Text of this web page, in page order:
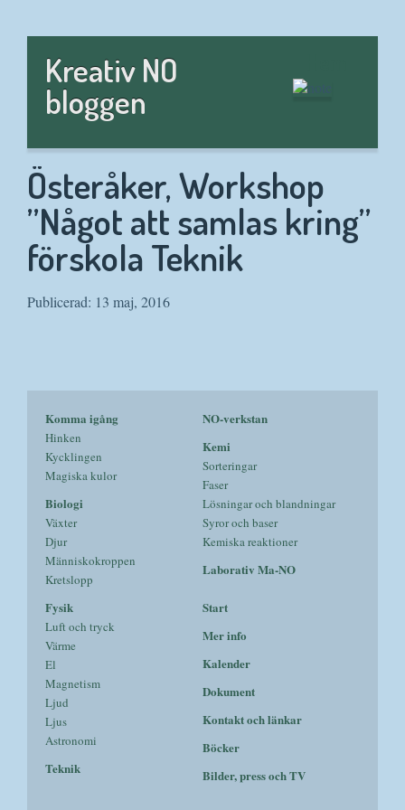
Kreativ NO
bloggen
Österåker, Workshop
”Något att samlas kring”
förskola Teknik
Publicerad: 13 maj, 2016
Komma igång
Hinken
Kycklingen
Magiska kulor
Biologi
Växter
Djur
Människokroppen
Kretslopp
NO-verkstan
Kemi
Sorteringar
Faser
Lösningar och blandningar
Syror och baser
Kemiska reaktioner
Laborativ Ma-NO
Fysik
Luft och tryck
Värme
El
Magnetism
Ljud
Ljus
Astronomi
Teknik
Start
Mer info
Kalender
Dokument
Kontakt och länkar
Böcker
Bilder, press och TV